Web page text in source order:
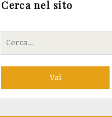
Cerca nel sito
Cerca
per: